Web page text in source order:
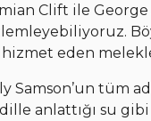
Clift ile
eden
Samson’un tüm
anlattığı su